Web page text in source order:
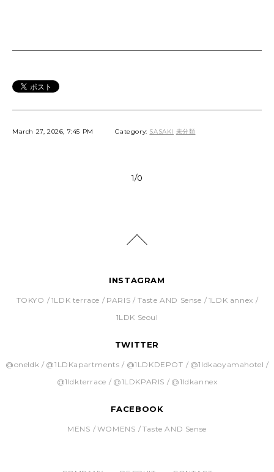
March 27, 2026, 7:45 PM Category: SASAKI 未分類
1/0
INSTAGRAM
TOKYO 1LDK terrace PARIS Taste AND Sense
1LDK annex
1LDK Seoul
TWITTER
@oneldk @1LDKapartments @1LDKDEPOT
@1ldkaoyamahotel
@1ldkterrace
@1LDKPARIS @1ldkannex
FACEBOOK
MENS WOMENS Taste AND Sense